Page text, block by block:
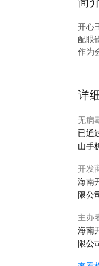
开心
配眼
作为
健康
详
无病
已通
山手
开发
海南
限公
主办
海南
限公